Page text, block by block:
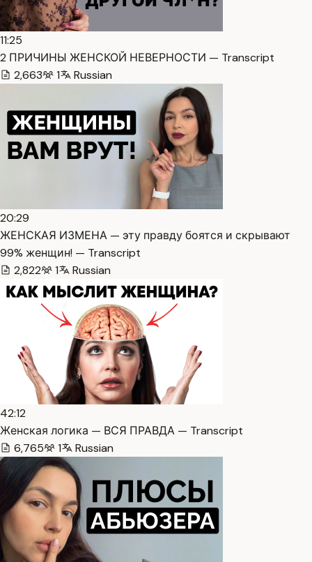
11:25
2 ПРИЧИНЫ ЖЕНСКОЙ НЕВЕРНОСТИ — Transcript
2,663
1 Russian
20:29
ЖЕНСКАЯ ИЗМЕНА — эту правду боятся и скрывают
99% женщин! — Transcript
2,822
1 Russian
42:12
Женская логика — ВСЯ ПРАВДА — Transcript
6,765
1 Russian